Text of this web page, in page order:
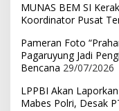
MUNAS BEM SI
Koordinator Pusat
Pameran Foto
Pagaruyung Jadi
Bencana 29/07/2026
LPPBI Akan
Mabes Polri, Desak